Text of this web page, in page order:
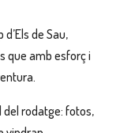
d’Els de Sau,
que amb esforç i
del rodatge: fotos,